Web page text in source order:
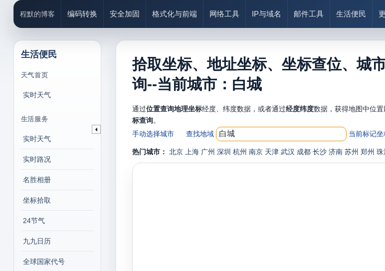
程默的博客 编码转换 安全加固 格式化与前端 网络工具 IP与域名 邮件工具 生活便民
生活便民
天气首页
实时天气
生活服务
实时天气
实时路况
名胜相册
坐标拾取
24节气
九九日历
全球国家代号
拾取坐标、地址坐标、坐标查位、城
询--当前城市：白城
通过位置查询地理坐标经度、纬度数据，或者通过经度纬度数据，获得地图中位
标查询。
手动选择城市
查找地域 当前标记坐
热门城市： 北京 上海 广州 深圳 杭州 南京 天津 武汉 成都 长沙 济南 苏州 郑州 珠